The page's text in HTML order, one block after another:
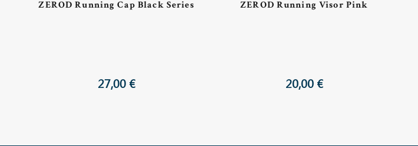
ZEROD Running Cap Black Series
27,00 €
ZEROD Running Visor Pink
20,00 €